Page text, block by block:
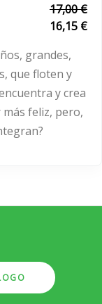
17,00 €
16,15 €
grandes,
que floten y
y crea
feliz, pero,